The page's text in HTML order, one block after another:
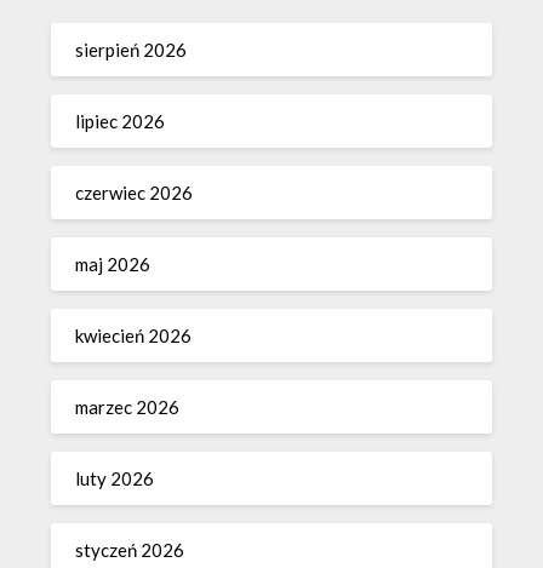
sierpień 2026
lipiec 2026
czerwiec 2026
maj 2026
kwiecień 2026
marzec 2026
luty 2026
styczeń 2026